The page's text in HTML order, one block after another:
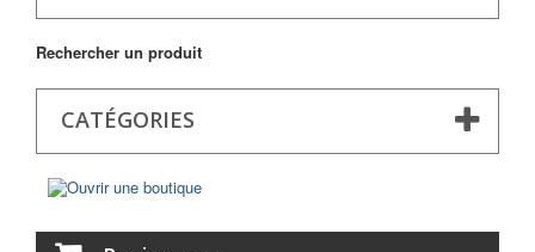
Rechercher un produit
CATÉGORIES